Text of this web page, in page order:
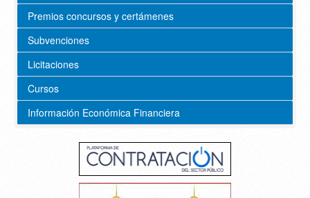
Premios concursos y certámenes
Subvenciones
Licitaciones
Cursos
Información Económica Financiera